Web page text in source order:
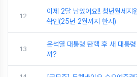
12
이제 2달 남았어요!! 청년월세지
확인(25년 2월까지 한시)
13
윤석열 대통령 탄핵 후 새 대통
까?